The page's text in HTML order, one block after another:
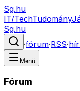
Sg.hu
IT/TechTudomány
Sg.hu
·fórum·RSS·
Menü
Fórum